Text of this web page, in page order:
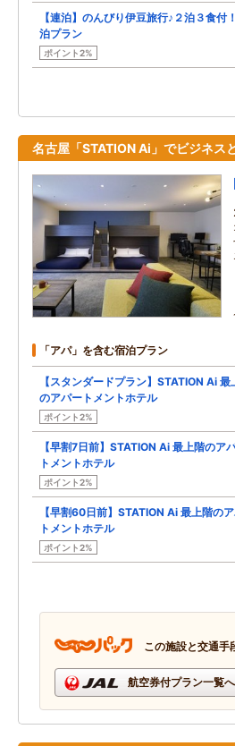
【連泊】のんびり伊豆旅行♪２泊３食付
泊プラン
ポイント2%
名古屋「STATION Ai」でビジネス
「アパ」を含む宿泊プラン
【スタンダードプラン】STATION Ai 最
のアパートメントホテル
ポイント2%
【早割7日前】STATION Ai 最上階のア
トメントホテル
ポイント2%
【早割60日前】STATION Ai 最上階の
トメントホテル
ポイント2%
この施設と交通手
航空券付プラン一覧へ